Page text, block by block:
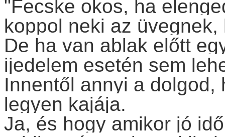
"Fecske okos, ha
koppol neki az
De ha van ablak előtt
ijedelem esetén sem
Innentől annyi a
legyen kajája.
Ja, és hogy amikor jó